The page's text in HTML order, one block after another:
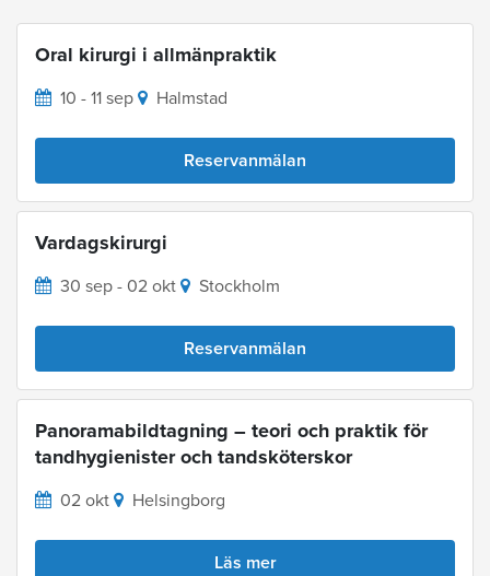
Oral kirurgi i allmänpraktik
10 - 11 sep Halmstad
Reservanmälan
Vardagskirurgi
30 sep - 02 okt Stockholm
Reservanmälan
Panoramabildtagning – teori och praktik för
tandhygienister och tandsköterskor
02 okt Helsingborg
Läs mer